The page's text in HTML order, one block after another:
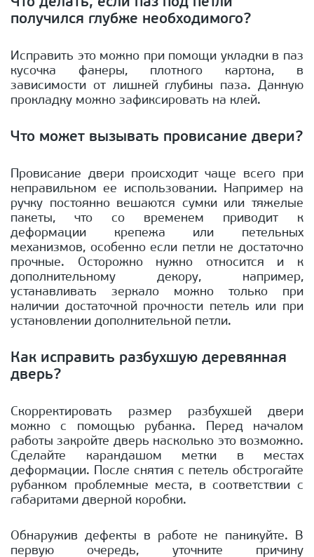
получился глубже необходимого?
Исправить это можно при помощи укладки в паз
кусочка фанеры, плотного картона, в
зависимости от лишней глубины паза. Данную
прокладку можно зафиксировать на клей.
Что может вызывать провисание двери?
Провисание двери происходит чаще всего при
неправильном ее использовании. Например на
ручку постоянно вешаются сумки или тяжелые
пакеты, что со временем приводит к
деформации крепежа или петельных
механизмов, особенно если петли не достаточно
прочные. Осторожно нужно относится и к
дополнительному декору, например,
устанавливать зеркало можно только при
наличии достаточной прочности петель или при
установлении дополнительной петли.
Как исправить разбухшую деревянная
дверь?
Скорректировать размер разбухшей двери
можно с помощью рубанка. Перед началом
работы закройте дверь насколько это возможно.
Сделайте карандашом метки в местах
деформации. После снятия с петель обстрогайте
рубанком проблемные места, в соответствии с
габаритами дверной коробки.
Обнаружив дефекты в работе не паникуйте. В
первую очередь, уточните причину